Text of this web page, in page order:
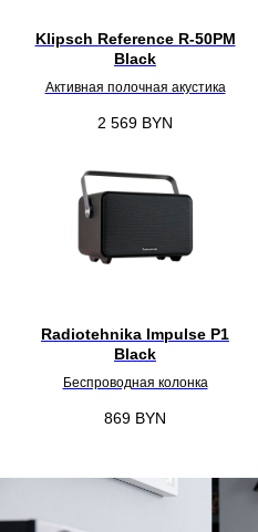
Klipsch Reference R-50PM
Black
Активная полочная акустика
2 569 BYN
Radiotehnika Impulse P1
Black
Беспроводная колонка
869 BYN